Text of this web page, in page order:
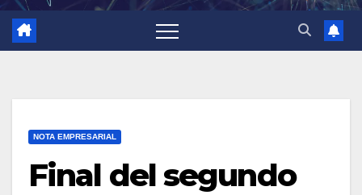
NOTA EMPRESARIAL
Final del segundo